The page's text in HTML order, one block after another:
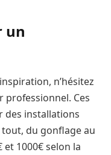
un
n’hésitez
professionnel. Ces
des installations
du gonflage au
1000€ selon la